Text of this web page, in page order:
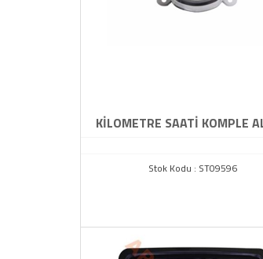
KİLOMETRE SAATİ KOMPLE
Stok Kodu : ST09596